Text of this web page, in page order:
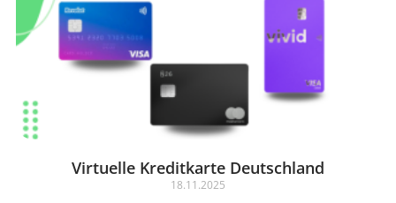
Virtuelle Kreditkarte Deutschland
18.11.2025